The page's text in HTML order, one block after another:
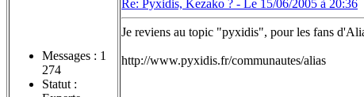
Messages : 1
274
Statut :
Re: Pyxidis, Kezako ? - Le 15/06/2005 à 20:36
Je reviens au topic "pyxidis", pour les fans
http://www.pyxidis.fr/communautes/alias